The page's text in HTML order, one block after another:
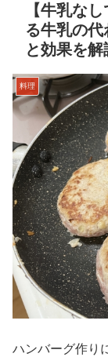
【牛乳な
る牛乳の
と効果を解
料理
ハンバーグ作り